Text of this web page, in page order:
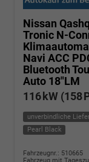
Nissan
Tronic N-
Navi ACC
Bluetooth
Auto 18"LM
116 kW (158
unverbindliche
Pearl Black
Fahrzeugnr.: 510665